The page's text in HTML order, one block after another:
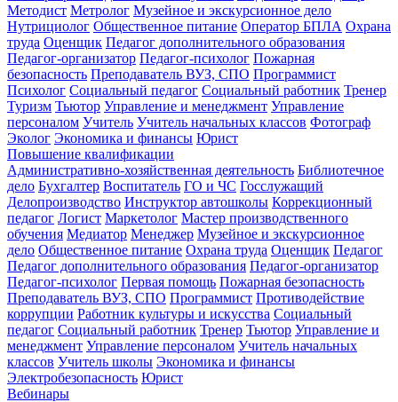
Методист Метролог Музейное и экскурсионное дело
Нутрициолог Общественное питание Оператор БПЛА Охрана
труда Оценщик Педагог дополнительного образования
Педагог-организатор Педагог-психолог Пожарная
безопасность Преподаватель ВУЗ, СПО Программист
Психолог Социальный педагог Социальный работник Тренер
Туризм Тьютор Управление и менеджмент Управление
персоналом Учитель Учитель начальных классов Фотограф
Эколог Экономика и финансы Юрист
Повышение квалификации
Административно-хозяйственная деятельность Библиотечное
дело Бухгалтер Воспитатель ГО и ЧС Госслужащий
Делопроизводство Инструктор автошколы Коррекционный
педагог Логист Маркетолог Мастер производственного
обучения Медиатор Менеджер Музейное и экскурсионное
дело Общественное питание Охрана труда Оценщик Педагог
Педагог дополнительного образования Педагог-организатор
Педагог-психолог Первая помощь Пожарная безопасность
Преподаватель ВУЗ, СПО Программист Противодействие
коррупции Работник культуры и искусства Социальный
педагог Социальный работник Тренер Тьютор Управление и
менеджмент Управление персоналом Учитель начальных
классов Учитель школы Экономика и финансы
Электробезопасность Юрист
Вебинары